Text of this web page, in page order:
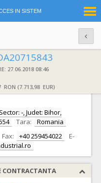
IN SISTEM
27.06.2018 08:46
RON (7.713,98 EUR)
S.R.L.
CIF:
-, Judet: Bihor,
Tara:
Romania
Fax: +40 259454022
E-
CONTRACTANTA